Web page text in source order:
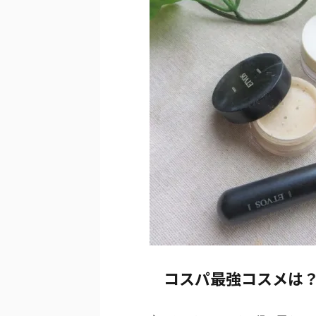
コスパ最強コスメは